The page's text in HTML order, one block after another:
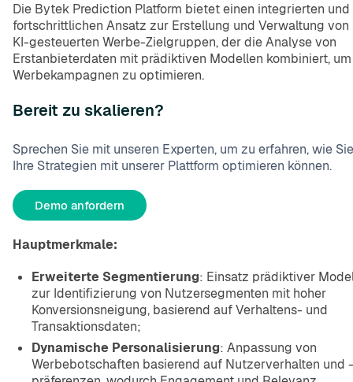
Die Bytek Prediction Platform bietet einen integrierten und
fortschrittlichen Ansatz zur Erstellung und Verwaltung von
KI-gesteuerten Werbe-Zielgruppen, der die Analyse von
Erstanbieterdaten mit prädiktiven Modellen kombiniert, um
Werbekampagnen zu optimieren.
Bereit zu skalieren?
Sprechen Sie mit unseren Experten, um zu erfahren, wie Sie
Ihre Strategien mit unserer Plattform optimieren können.
Demo anfordern
Hauptmerkmale:
Erweiterte Segmentierung: Einsatz prädiktiver
zur Identifizierung von Nutzersegmenten mit hoher
Konversionsneigung, basierend auf Verhaltens- und
Transaktionsdaten;
Dynamische Personalisierung: Anpassung von
Werbebotschaften basierend auf Nutzerverhalten und -